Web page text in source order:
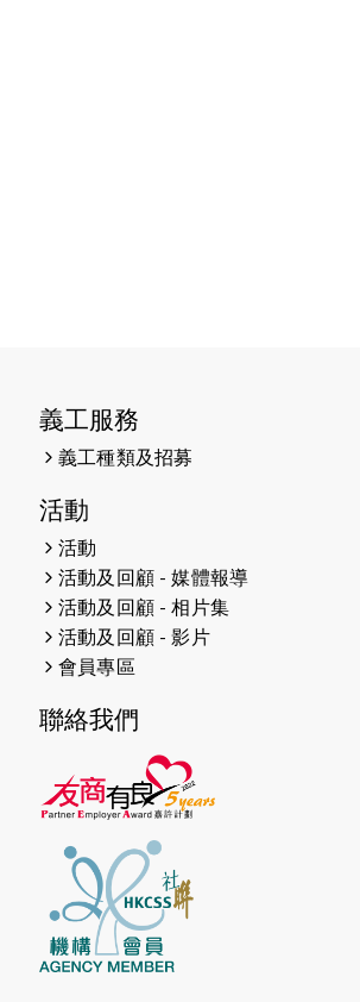
（19:00開始）打風取消
（19:00開始）
猛龍長跑隊恆常練習 - 6月4日
（19:00開始）
猛龍長跑隊恆常練習 - 5月28日
（19:00開始）
猛龍戈壁慈善行 2026
猛龍長跑隊恆常練習 - 5月21日
（19:00開始）
猛龍長跑隊恆常練習 - 5月14日
（19:00開始）
猛龍長跑隊恆常練習 - 5月7日
（19:00開始）
義工服務
義工種類及招募
活動
活動
活動及回顧 - 媒體報導
活動及回顧 - 相片集
活動及回顧 - 影片
會員專區
聯絡我們